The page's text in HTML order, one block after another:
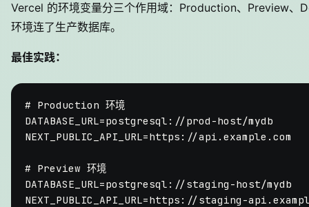
Vercel 的环境变量分三个作用域：Production、Preview、
环境连了生产数据库。
最佳实践：
# Production 环境
DATABASE_URL=postgresql://prod-host/mydb
NEXT_PUBLIC_API_URL=https://api.example.com
# Preview 环境
DATABASE_URL=postgresql://staging-host/mydb
NEXT_PUBLIC_API_URL=https://staging-